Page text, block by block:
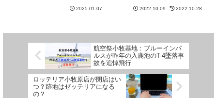
思います。と言うか、僕の記録程
の...
2025.01.07
ンの一本の単価(価格)と、年間相
円～200円位と言う事が、...
2022.10.09 2022.10.28
航空祭小牧基地：ブルーインパ
ルスが昨年の入鹿池のT-4墜落事
故を追悼飛行
ロッテリア小牧原店が閉店はい
つ？跡地はゼッテリアになる
の？